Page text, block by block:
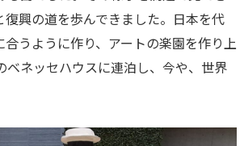
興の道を歩んできました。日本を代
うように作り、アートの楽園を作り上
ネッセハウスに連泊し、今や、世界